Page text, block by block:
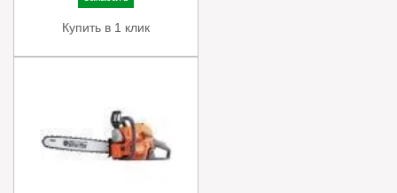
Купить в 1 клик